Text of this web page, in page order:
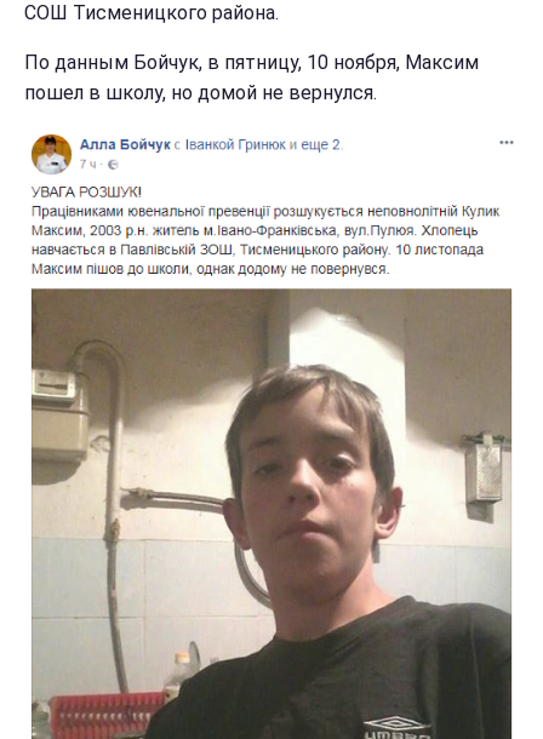
СОШ Тисменицкого района.
По данным Бойчук, в пятницу, 10 ноября, Максим
пошел в школу, но домой не вернулся.